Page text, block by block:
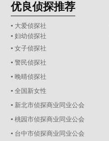
优良侦探推荐
▪ 大爱侦探社
▪ 妇幼侦探社
▪ 女子侦探社
▪ 警民侦探社
▪ 晚晴侦探社
▪ 全国新女性
▪ 新北市侦探商业同业公会
▪ 桃园市侦探商业同业公会
▪ 台中市侦探商业同业公会